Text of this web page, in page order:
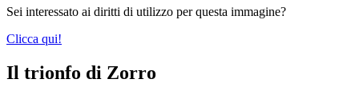
Sei interessato ai diritti di utilizzo per questa immagine?
Clicca qui!
Il trionfo di Zorro